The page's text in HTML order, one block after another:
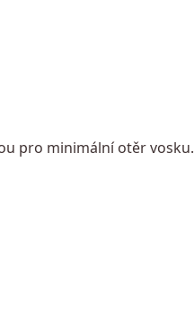
pro minimální otěr vosku.